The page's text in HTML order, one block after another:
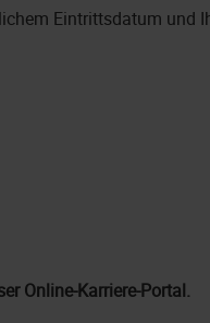
Eintrittsdatum und
Online-Karriere-Portal.